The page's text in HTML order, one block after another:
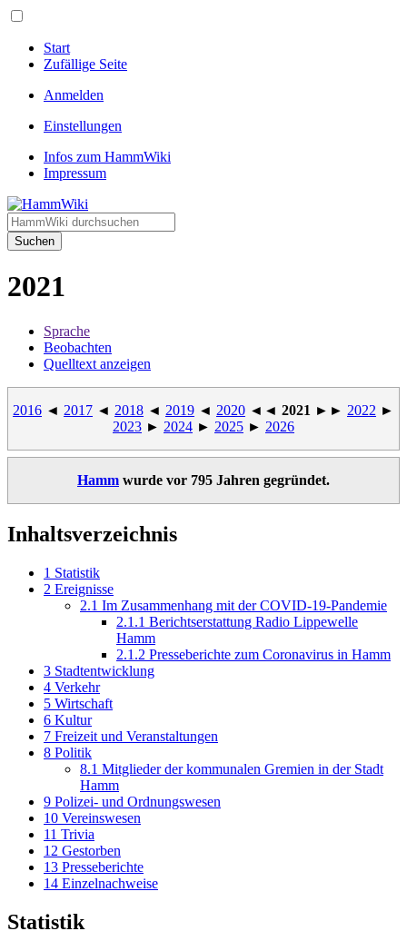
Start
Zufällige Seite
Anmelden
Einstellungen
Infos zum HammWiki
Impressum
Suchen
2021
Sprache
Beobachten
Quelltext anzeigen
2016 ◄ 2017 ◄ 2018 ◄ 2019 ◄ 2020 ◄◄ 2021 ►► 2022 ►
2023 ► 2024 ► 2025 ► 2026
Hamm wurde vor 795 Jahren gegründet.
Inhaltsverzeichnis
1 Statistik
2 Ereignisse
2.1 Im Zusammenhang mit der COVID-19-Pandemie
2.1.1 Berichtserstattung Radio Lippewelle
Hamm
2.1.2 Presseberichte zum Coronavirus in Hamm
3 Stadtentwicklung
4 Verkehr
5 Wirtschaft
6 Kultur
7 Freizeit und Veranstaltungen
8 Politik
8.1 Mitglieder der kommunalen Gremien in der Stadt
Hamm
9 Polizei- und Ordnungswesen
10 Vereinswesen
11 Trivia
12 Gestorben
13 Presseberichte
14 Einzelnachweise
Statistik